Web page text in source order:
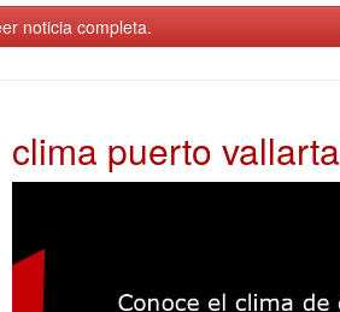
noticia completa.
clima puerto vallarta